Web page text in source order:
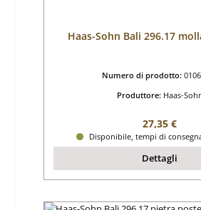
Haas-Sohn Bali 296.17
Numero di prodotto:
Produttore: Haas-
Prezzo
27,35 €
Disponibile, tempi di
Dettagli